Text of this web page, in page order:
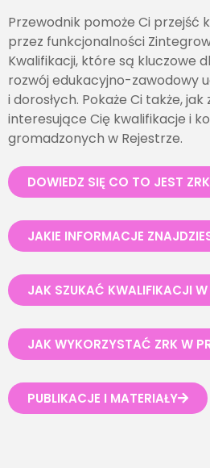
Przewodnik pomoże Ci przejść
przez funkcjonalności
Kwalifikacji, które są kluczowe
rozwój edukacyjno-zawodowy
i dorosłych. Pokaże Ci także,
interesujące Cię kwalifikacje i
gromadzonych w Rejestrze.
DOWIEDZ SIĘ CO TO JEST ZRK
JAKIE INFORMACJE
JAK SZUKAĆ KWALIFIKACJI W
JAK WYKORZYSTAĆ ZRK W
PUBLIKACJE I MATERIAŁY